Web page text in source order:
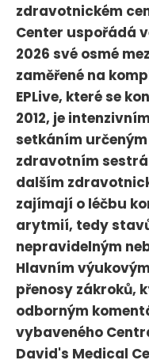
zdravotnickém
Center uspořádá
2026 své osmé
zaměřené na
EPLive, které se
2012, je
setkáním
zdravotním
dalším
zajímají o léčbu
arytmií, tedy
nepravidelným
Hlavním
přenosy zákroků,
odborným
vybaveného
David's Medical